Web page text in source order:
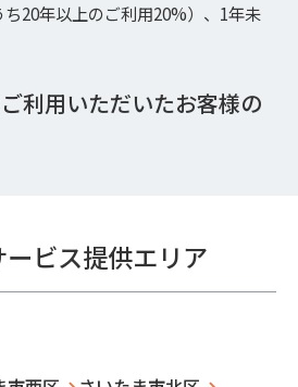
20年以上のご利用20%）、1年未
利用いただいたお客様の
ビス提供エリア